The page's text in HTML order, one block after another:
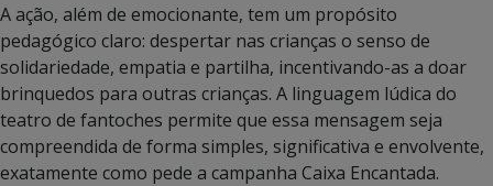
A ação, além de emocionante, tem um propósito
pedagógico claro: despertar nas crianças o senso de
solidariedade, empatia e partilha, incentivando-as a doar
brinquedos para outras crianças. A linguagem lúdica do
teatro de fantoches permite que essa mensagem seja
compreendida de forma simples, significativa e envolvente,
exatamente como pede a campanha Caixa Encantada.